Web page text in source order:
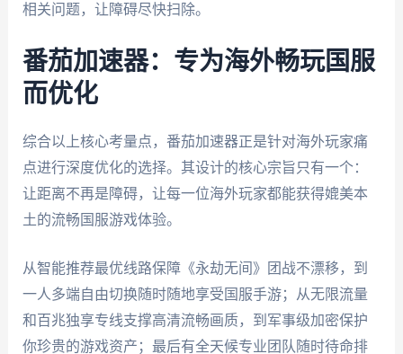
相关问题，让障碍尽快扫除。
番茄加速器：专为海外畅玩国服
而优化
综合以上核心考量点，番茄加速器正是针对海外玩家痛
点进行深度优化的选择。其设计的核心宗旨只有一个：
让距离不再是障碍，让每一位海外玩家都能获得媲美本
土的流畅国服游戏体验。
从智能推荐最优线路保障《永劫无间》团战不漂移，到
一人多端自由切换随时随地享受国服手游；从无限流量
和百兆独享专线支撑高清流畅画质，到军事级加密保护
你珍贵的游戏资产；最后有全天候专业团队随时待命排